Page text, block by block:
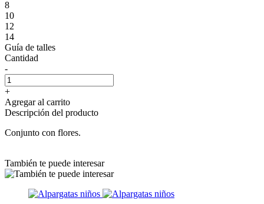
8
10
12
14
Guía de talles
Cantidad
-
+
Agregar al carrito
Descripción del producto
Conjunto con flores.
También te puede interesar